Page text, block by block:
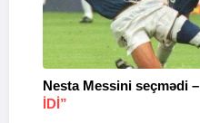
Nesta Messini seçmədi –
IDI”